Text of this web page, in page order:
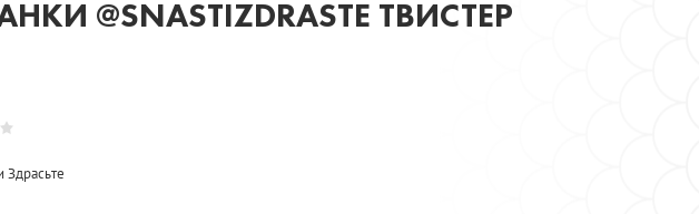
@SNASTIZDRASTE ТВИСТЕР
Здрасьте